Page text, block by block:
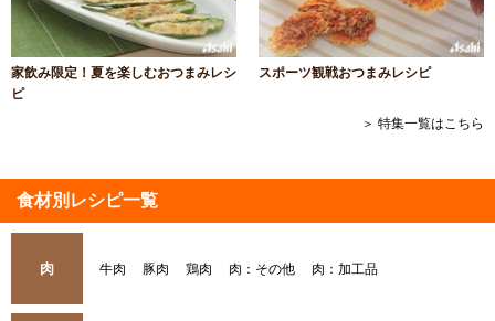
家飲み限定！夏を楽しむおつまみレシ
ピ
スポーツ観戦おつまみレシピ
＞ 特集一覧はこちら
食材別レシピ一覧
肉 牛肉 豚肉 鶏肉 肉：その他 肉：加工品